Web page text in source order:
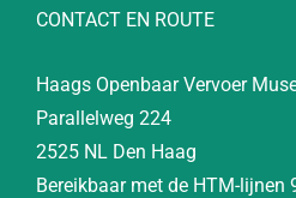
CONTACT EN ROUTE
Haags Openbaar Vervoer
Parallelweg 224
2525 NL Den Haag
Bereikbaar met de HTM-lijnen